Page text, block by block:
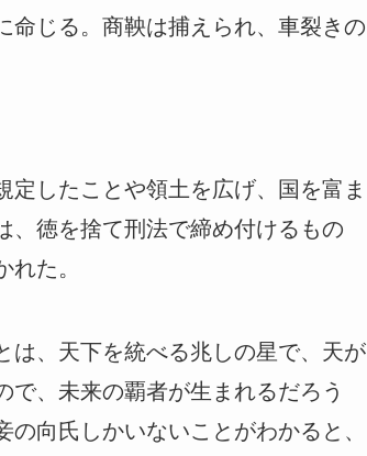
命じる。商鞅は捕えられ、車裂きの
したことや領土を広げ、国を富ま
、徳を捨て刑法で締め付けるもの
た。
は、天下を統べる兆しの星で、天が
、未来の覇者が生まれるだろう
向氏しかいないことがわかると、